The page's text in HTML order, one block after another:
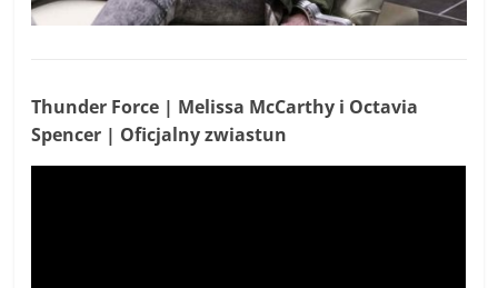
Thunder Force | Melissa McCarthy i Octavia
Spencer | Oficjalny zwiastun